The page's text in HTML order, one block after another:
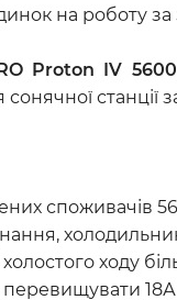
на роботу
Proton IV 5600
станції за
споживачів
ходу